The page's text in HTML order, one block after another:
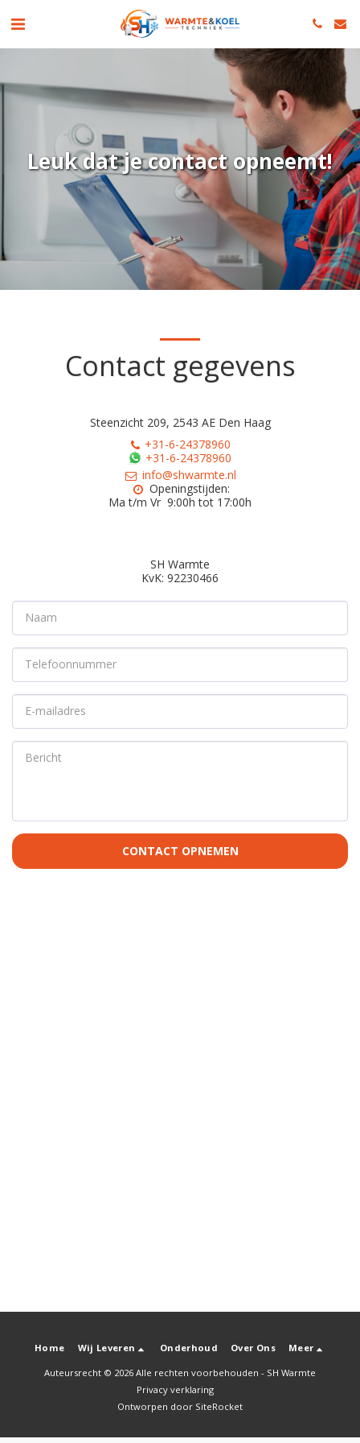
Leuk dat je contact opneemt!
Contact gegevens
Steenzicht 209, 2543 AE Den Haag
+31-6-24378960
+31-6-24378960
info@shwarmte.nl
Openingstijden:
Ma t/m Vr  9:00h tot 17:00h
SH Warmte
KvK: 92230466
CONTACT OPNEMEN
Home Wij Leveren Onderhoud Over Ons Meer
Auteursrecht © 2026 Alle rechten voorbehouden - SH Warmte
Privacy verklaring
Ontworpen door SiteRocket